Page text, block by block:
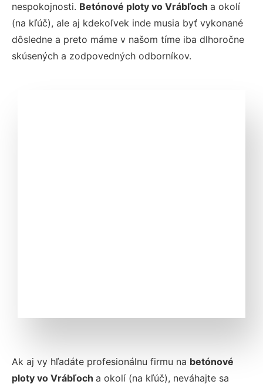
nespokojnosti. Betónové ploty vo Vrábľoch a okolí
(na kľúč), ale aj kdekoľvek inde musia byť vykonané
dôsledne a preto máme v našom tíme iba dlhoročne
skúsených a zodpovedných odborníkov.
Ak aj vy hľadáte profesionálnu firmu na betónové
ploty vo Vrábľoch a okolí (na kľúč), neváhajte sa